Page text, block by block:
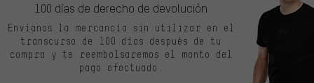
100 días de derecho de devolución
Envíanos la mercancía sin utilizar en el
transcurso de 100 días después de tu
compra y te reembolsaremos el monto del
pago efectuado.